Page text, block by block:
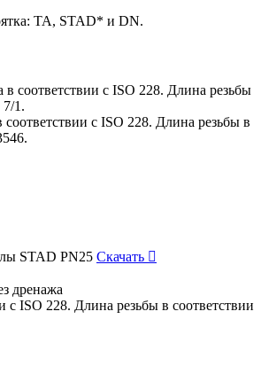
TA, STAD* и DN.
соответствии с ISO 228. Длина резьбы
7/1.
с ISO 228. Длина резьбы в
STAD PN25 Скачать 
дренажа
с ISO 228. Длина резьбы в соответствии